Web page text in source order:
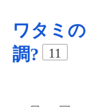
ワタミの
調?
11